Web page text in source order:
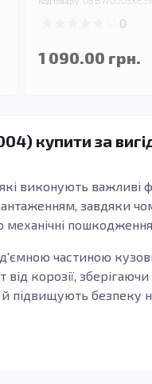
0
1 090.00 грн.
купити за
які виконують
завдяки
частиною
корозії,
підвищують безпеку
Завдяки